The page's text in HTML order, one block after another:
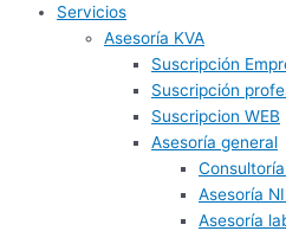
Servicios
Asesoría KVA
Suscripción
Suscripción
Suscripcion WEB
Asesoría general
Asesoría
Asesoría